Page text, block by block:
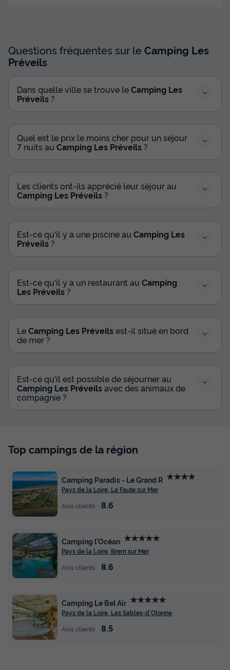
Eco 4 Pièces 6 Personnes
Annulation gratuite
32m² 6 3
Terrasse semi-couverte Animaux autorisés *
Cafetière
Personnes
du14/09/2026au 21/09/2026
Meilleur prix pour 7 nuits
Modifier les dates
259 € -40%
d'économie
Voir les disponibilités
MOBILHOME 5 personnes - Mobil Home
Eco 3 Pièces 5 Personnes
Réfrigérateur
Salon de jardin
+ 1
MOBILHOME 5 personnes - Mobil Home Eco 3 Pièces 5
du10/09/2026 17/09/2026
Meilleur prix pour 7 nuits
Modifier les dates
Prix de comparaison
Voir les disponibilités
Questions fréquentes sur leCamping Les
Préveils
Dans quelle ville se trouve leCamping Les
Préveils ?
Quel est le prix le moins cher pour un séjour
7 nuits au Camping Les Préveils ?
Les clients ont-ils apprécié leur séjour au
Camping Les Préveils ?
Est-ce qu'il y a une piscine au Camping Les
Préveils ?
Est-ce qu'il y a un restaurant au Camping
Les Préveils ?
LeCamping Les Préveilsest-il situé en bord
de mer ?
Est-ce qu'il est possible de séjourner au
Camping Les Préveilsavec des animaux de
compagnie ?
Top campings de la région
Camping Paradis - Le Grand R ★★★★
Pays de la Loire, La Faute sur Mer
Avis clients
8.6
Camping l'Océan ★★★★★
Pays de la Loire, Brem sur Mer
Avis clients
8.6
Camping Le Bel Air ★★★★★
Pays de la Loire, Les Sables-d'Olonne
Avis clients
8.5